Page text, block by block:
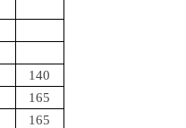
140
165
165